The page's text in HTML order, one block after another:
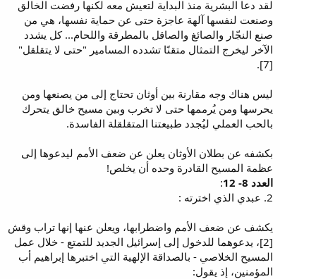
لقد دعا البشرية منذ البداية لتعيش معه لكنها رفضت الخالق
وصنعت لنفسها آلهة عاجزة حتى عن حماية نفسها، هي من
صنع النجّار والصائغ والصاقل بالمطرقة واللحام... كل يشدد
الآخر ليخرج التمثال متقنًا تشدده المسامير "حتى لا يتقلقل"
[7].
ليس هناك وجه مقارنة بين أوثان تحتاج إلى من يصنعها ومن
يحرسها ومن يُرممها حتى لا تخرب وبين مسيح خالق يتحرك
بالحب العملي ليُجدد طبيعتنا المتقلقلة الفاسدة.
بكشفه عن بطلان الأوثان يعلن عن ضعف الأمم ليدعوها إلى
عظمة المسيح القادرة وحده أن يخلص!
العدد 8- 12
:
2. عبدي الذي اخترته :
يكشف عن ضعف الأمم واضطرابها، ويعلن عنها إنها تراب وقش
[2]، يدعوهما للدخول إلى إسرائيل الجديد للتمتع - خلال عمل
المسيح الخلاصي - بالصداقة الإلهية التي اختبرها إبراهيم أب
المؤمنين، إذ يقول: